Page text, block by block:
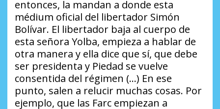
entonces, la mandan a donde esta
médium oficial del libertador Simón
Bolívar. El libertador baja al cuerpo de
esta señora Yolba, empieza a hablar de
otra manera y ella dice que sí, que debe
ser presidenta y Piedad se vuelve
consentida del régimen (…) En ese
punto, salen a relucir muchas cosas. Por
ejemplo, que las Farc empiezan a